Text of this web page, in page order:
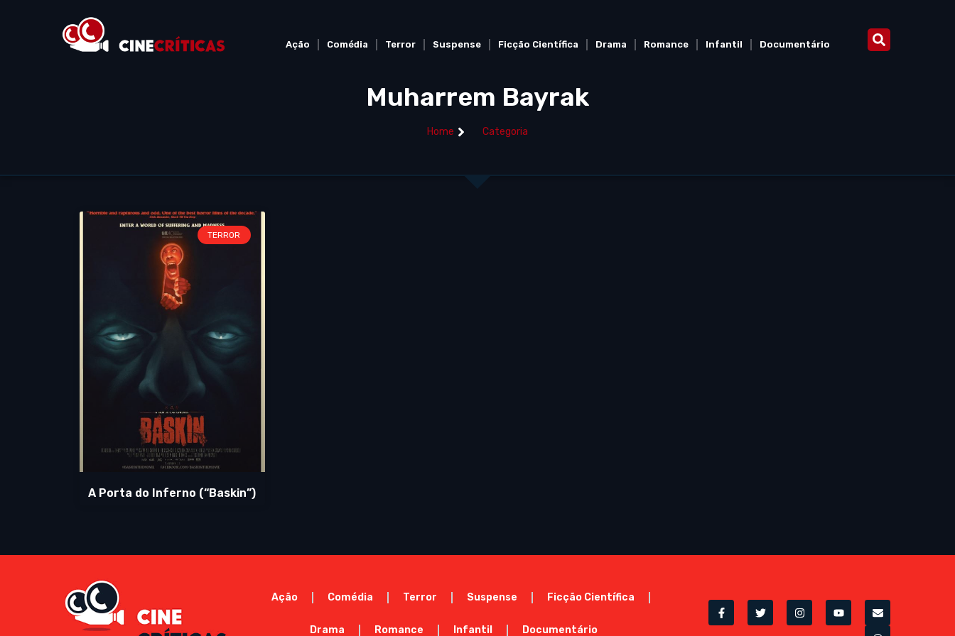
Ação Comédia Terror Suspense Ficção Científica Drama Romance Infantil Documentário
Muharrem Bayrak
Home Categoria
TERROR
A Porta do Inferno (“Baskin”)
Ação Comédia Terror Suspense Ficção Científica
Drama Romance Infantil Documentário